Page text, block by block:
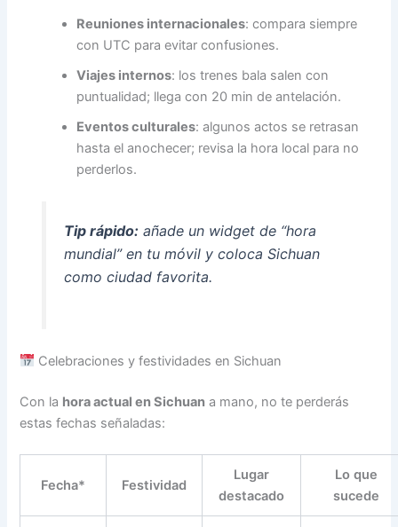
Reuniones internacionales: compara siempre
con UTC para evitar confusiones.
Viajes internos: los trenes bala salen con
puntualidad; llega con 20 min de antelación.
Eventos culturales: algunos actos se retrasan
hasta el anochecer; revisa la hora local para no
perderlos.
Tip rápido:añade un widget de “hora
mundial” en tu móvil y coloca Sichuan
como ciudad favorita.
Celebraciones y festividades en Sichuan
Con la hora actual en Sichuan a mano, no te perderás
estas fechas señaladas:
Fecha* Festividad
Lugar
destacado
Lo que
sucede